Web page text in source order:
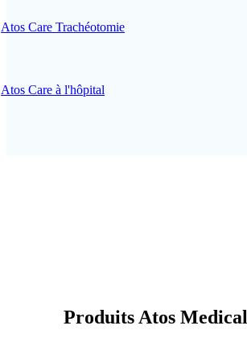
Atos Care Trachéotomie
Atos Care à l'hôpital
Produits Atos Medical